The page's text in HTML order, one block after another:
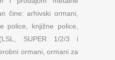
čine: arhivski ormani,
police, knjižne police,
SUPER 1/2/3 i
ormani, ormani za